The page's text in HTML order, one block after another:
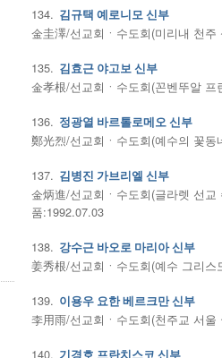
134. 김규택 예로니모 신부
金圭澤/선교회ㆍ수도회(미리내 천
135. 김효근 야고보 신부
金孝根/선교회ㆍ수도회(꼰벤뚜알
136. 정광열 바르톨로메오 신부
鄭光烈/선교회ㆍ수도회(예수의 꽃
137. 김병진 가브리엘 신부
金炳進/선교회ㆍ수도회(글라렛 선
품:1992.07.03
138. 강수근 바오로 마리아 신부
姜秀根/선교회ㆍ수도회(예수 그리
139. 이용우 요한 베르크만 신부
李用雨/선교회ㆍ수도회(천주교 서
140. 기경호 프란치스코 신부